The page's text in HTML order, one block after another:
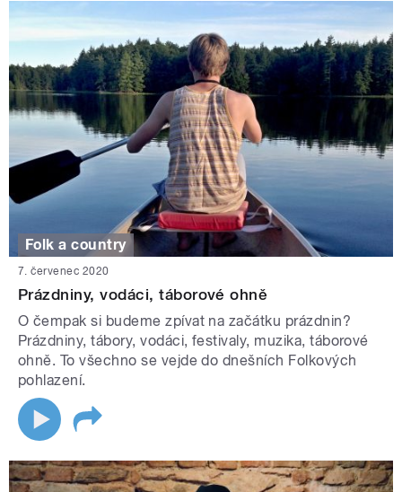
Folk a country
7. červenec 2020
Prázdniny, vodáci, táborové ohně
O čempak si budeme zpívat na začátku prázdnin?
Prázdniny, tábory, vodáci, festivaly, muzika, táborové
ohně. To všechno se vejde do dnešních Folkových
pohlazení.